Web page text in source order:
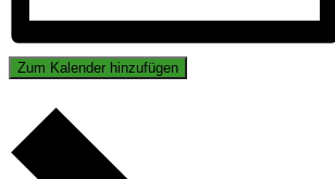
Zum Kalender hinzufügen